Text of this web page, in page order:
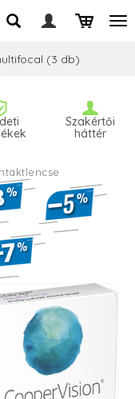
(3 db)
Szakértői
háttér